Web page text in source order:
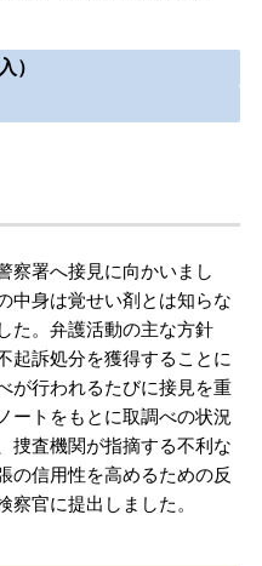
）
察署へ接見に向かいまし
中身は覚せい剤とは知らな
た。弁護活動の主な方針
起訴処分を獲得することに
が行われるたびに接見を重
ートをもとに取調べの状況
捜査機関が指摘する不利な
の信用性を高めるための反
官に提出しました。